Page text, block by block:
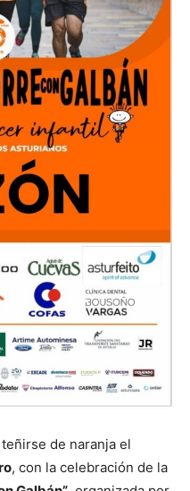
de naranja el
, con la celebración de la